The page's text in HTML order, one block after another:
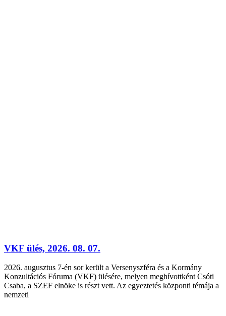
VKF ülés, 2026. 08. 07.
2026. augusztus 7-én sor került a Versenyszféra és a Kormány
Konzultációs Fóruma (VKF) ülésére, melyen meghívottként Csóti
Csaba, a SZEF elnöke is részt vett. Az egyeztetés központi témája a
nemzeti